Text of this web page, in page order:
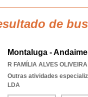
de
Montaluga -
R FAMÍLIA ALVES
Outras atividades
LDA